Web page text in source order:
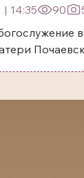
| 14:35 90